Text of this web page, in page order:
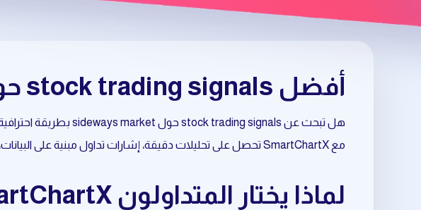
أفضل stock trading signals حول sideways market
هل تبحث عن stock trading signals حول sideways market بطريقة احترافية وموثوقة؟
مع SmartChartX تحصل على تحليلات دقيقة، إشارات تداول مبنية على البيانات، وأدوات متقدمة تساعدك على اتخاذ قرارات أفضل في السوق.
لماذا يختار المتداولون SmartChartX لتحليل sideways market؟